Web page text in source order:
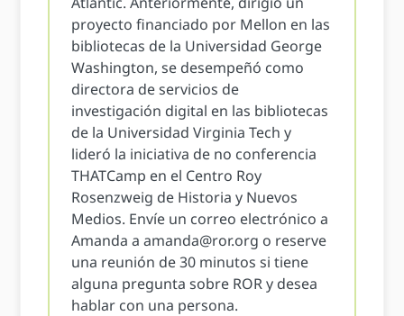
proyecto financiado por Mellon en las
bibliotecas de la Universidad George
Washington, se desempeñó como
directora de servicios de
investigación digital en las bibliotecas
de la Universidad Virginia Tech y
lideró la iniciativa de no conferencia
THATCamp en el Centro Roy
Rosenzweig de Historia y Nuevos
Medios. Envíe un correo electrónico a
Amanda aamanda@ror.org o reserve
una reunión de 30 minutos si tiene
alguna pregunta sobre ROR y desea
hablar con una persona.